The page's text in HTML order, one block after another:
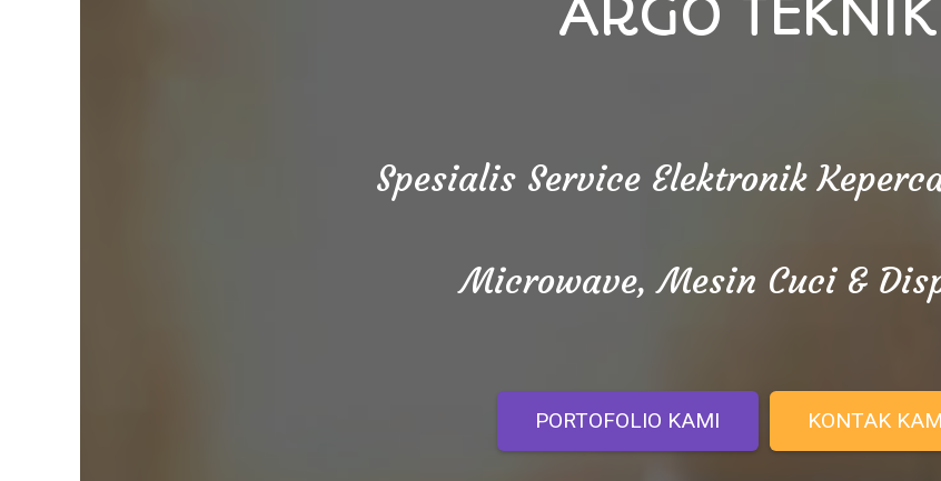
ARGO TEKNIK
Spesialis Service Elektronik
Microwave, Mesin Cuci &
PORTOFOLIO KAMI KONTAK